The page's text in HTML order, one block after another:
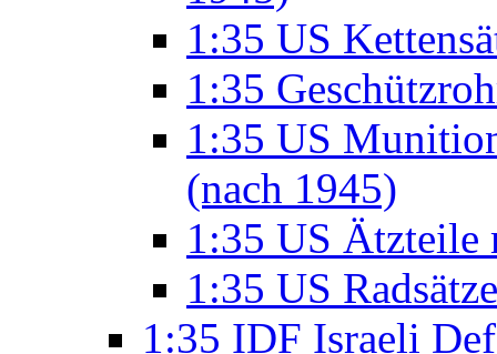
1:35 US
1:35
1:35 US
(nach 1945)
1:35 US Ätzteile
1:35 US
1:35 IDF Israeli